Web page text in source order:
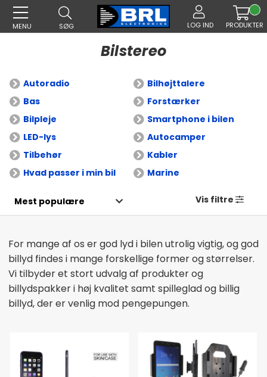
MENU SØG LOG IND PRODUKTER
Bilstereo
Autoradio
Bilhøjttalere
Bas
Forstærker
Bilpleje
Smartphone i bilen
LED-lys
Autocamper
Tilbehør
Kabler
Hvad passer i min bil
Marine
For mange af os er god lyd i bilen utrolig vigtig, og god
billyd findes i mange forskellige former og størrelser.
Vi tilbyder et stort udvalg af produkter og
billydspakker i høj kvalitet samt spilleglad og billig
billyd, der er venlig mod pengepungen.
Vis filtre